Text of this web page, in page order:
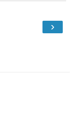
›